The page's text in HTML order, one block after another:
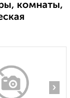
комнаты,
›